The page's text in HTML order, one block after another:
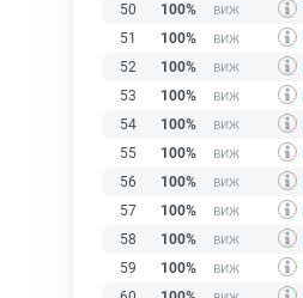
50
100%
51
100%
52
100%
53
100%
54
100%
55
100%
56
100%
57
100%
58
100%
59
100%